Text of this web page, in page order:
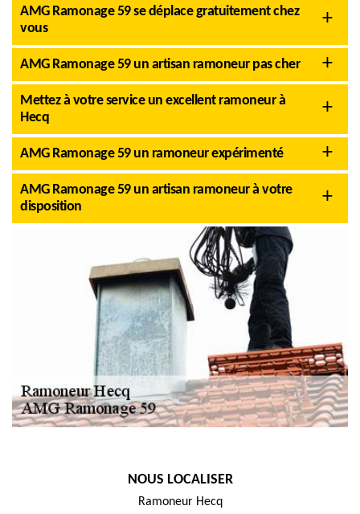
AMG Ramonage 59 se déplace gratuitement chez
vous
AMG Ramonage 59 un artisan ramoneur pas cher
Mettez à votre service un excellent ramoneur à
Hecq
AMG Ramonage 59 un ramoneur expérimenté
AMG Ramonage 59 un artisan ramoneur à votre
disposition
NOUS LOCALISER
Ramoneur Hecq